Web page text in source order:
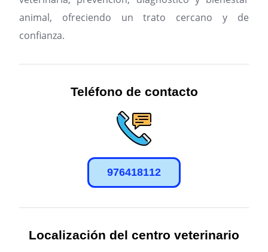
animal, ofreciendo un trato cercano y de
confianza.
Teléfono de contacto
976418112
Localización del centro veterinario